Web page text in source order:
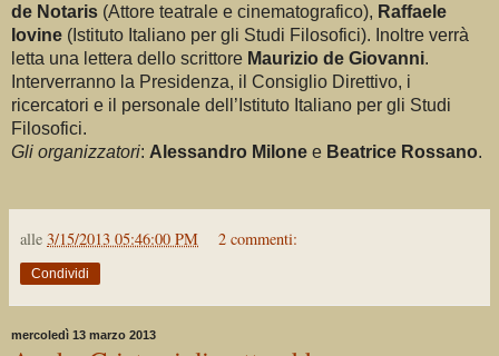
de Notaris (Attore teatrale e cinematografico), Raffaele
Iovine (Istituto Italiano per gli Studi Filosofici). Inoltre verrà
letta una lettera dello scrittore Maurizio de Giovanni.
Interverranno la Presidenza, il Consiglio Direttivo, i
ricercatori e il personale dell’Istituto Italiano per gli Studi
Filosofici.
Gli organizzatori: Alessandro Milone e Beatrice Rossano.
alle 3/15/2013 05:46:00 PM 2 commenti:
Condividi
mercoledì 13 marzo 2013